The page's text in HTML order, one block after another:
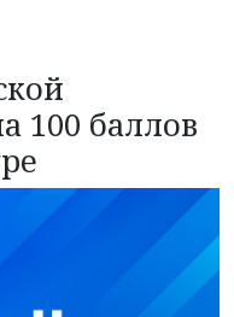
100 баллов